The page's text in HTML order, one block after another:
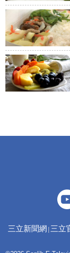
三立新聞網 三立